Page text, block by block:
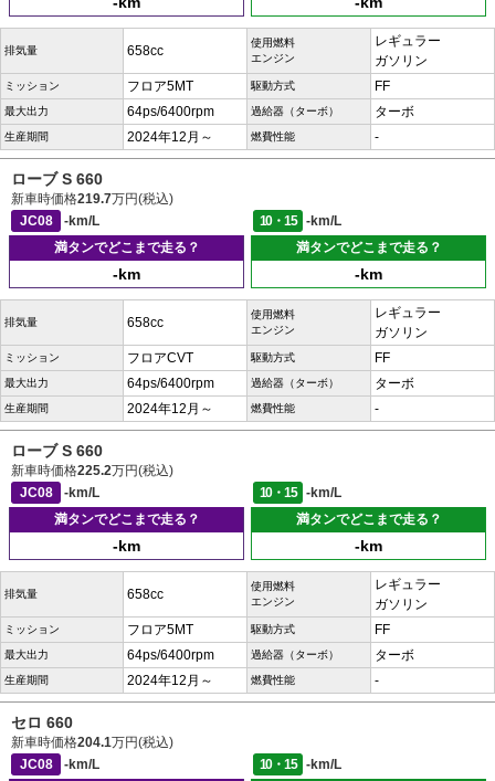
排気量 658cc
使用燃料
エンジン
レギュラー
ガソリン
ミッション フロア5MT 駆動方式 FF
最大出力 64ps/6400rpm 過給器（ターボ） ターボ
生産期間 2024年12月～ 燃費性能 -
ローブ S 660
新車時価格219.7万円(税込)
JC08
-km/L 10・15
-km/L
満タンでどこまで走る？
-km
満タンでどこまで走る？
-km
排気量 658cc
使用燃料
エンジン
レギュラー
ガソリン
ミッション フロアCVT 駆動方式 FF
最大出力 64ps/6400rpm 過給器（ターボ） ターボ
生産期間 2024年12月～ 燃費性能 -
ローブ S 660
新車時価格225.2万円(税込)
JC08
-km/L 10・15
-km/L
満タンでどこまで走る？
-km
満タンでどこまで走る？
-km
排気量 658cc
使用燃料
エンジン
レギュラー
ガソリン
ミッション フロア5MT 駆動方式 FF
最大出力 64ps/6400rpm 過給器（ターボ） ターボ
生産期間 2024年12月～ 燃費性能 -
セロ 660
新車時価格204.1万円(税込)
JC08
-km/L 10・15 -km/L